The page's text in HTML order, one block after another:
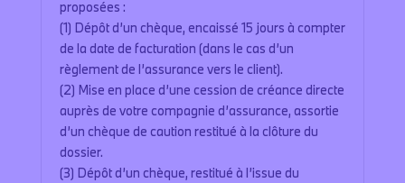
proposées :
(1) Dépôt d’un chèque, encaissé 15 jours à compter
de la date de facturation (dans le cas d’un
règlement de l’assurance vers le client).
(2) Mise en place d’une cession de créance directe
auprès de votre compagnie d’assurance, assortie
d’un chèque de caution restitué à la clôture du
dossier.
(3) Dépôt d’un chèque, restitué à l’issue du